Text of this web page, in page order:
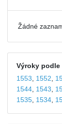
Žádné
Výroky podle
1553
1552
1544, 1543
1535, 1534,